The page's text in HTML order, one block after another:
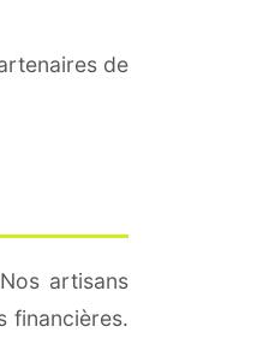
de
artisans
financières.